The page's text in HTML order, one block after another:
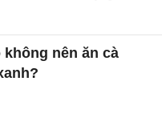
không nên ăn cà